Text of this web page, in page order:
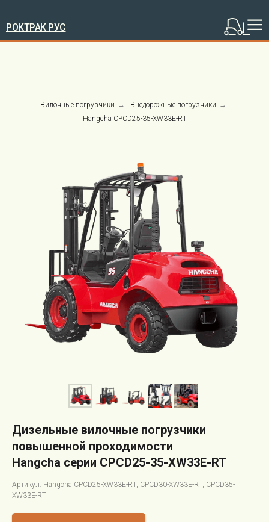
РОКТРАК РУС
Вилочные погрузчики → Внедорожные погрузчики →
Hangcha CPCD25-35-XW33E-RT
Дизельные вилочные погрузчики
повышенной проходимости
Hangcha серии CPCD25-35-XW33E-RT
Артикул: Hangcha CPCD25-XW33E-RT, CPCD30-XW33E-RT, CPCD35-
XW33E-RT